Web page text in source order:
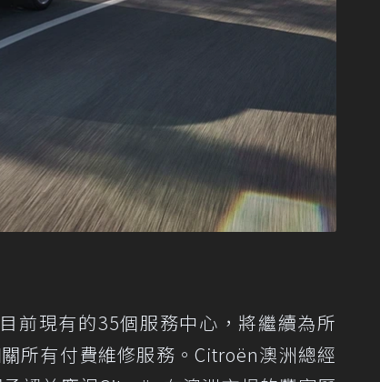
前現有的35個服務中心，將繼續為所
所有付費維修服務。Citroën澳洲總經